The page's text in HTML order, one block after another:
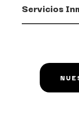
Servicios